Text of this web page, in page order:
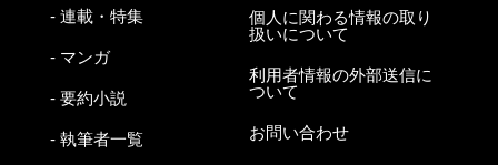
- 連載・特集
- マンガ
- 要約小説
- 執筆者一覧
個人に関わる情報の取り
扱いについて
利用者情報の外部送信に
ついて
お問い合わせ